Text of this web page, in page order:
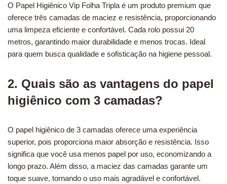
O Papel Higiênico Vip Folha Tripla é um produto premium que
oferece três camadas de maciez e resistência, proporcionando
uma limpeza eficiente e confortável. Cada rolo possui 20
metros, garantindo maior durabilidade e menos trocas. Ideal
para quem busca qualidade e sofisticação na higiene pessoal.
2. Quais são as vantagens do papel
higiênico com 3 camadas?
O papel higiênico de 3 camadas oferece uma experiência
superior, pois proporciona maior absorção e resistência. Isso
significa que você usa menos papel por uso, economizando a
longo prazo. Além disso, a maciez das camadas garante um
toque suave, tornando o uso mais agradável e confortável.